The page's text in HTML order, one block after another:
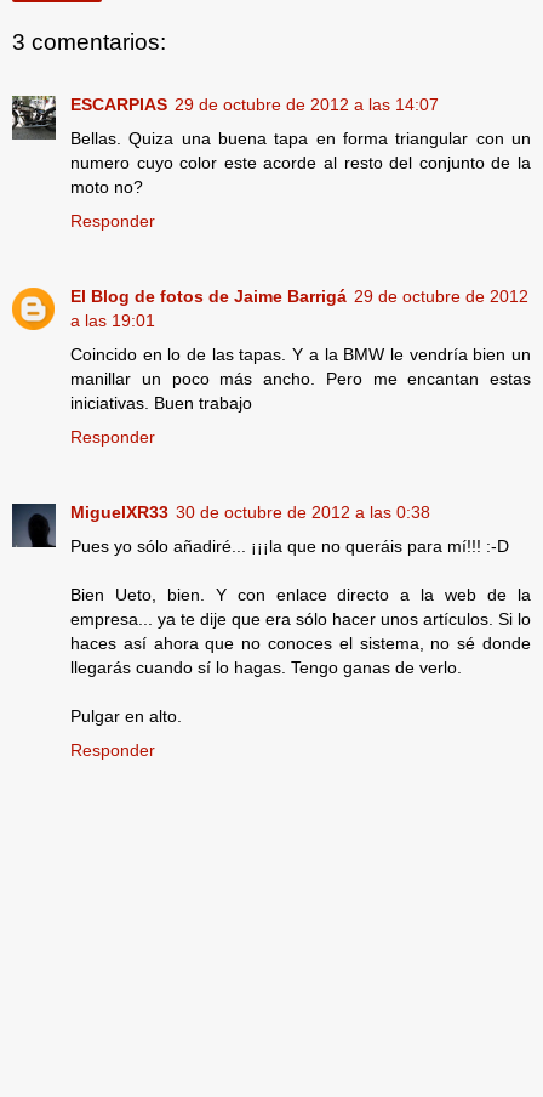
3 comentarios:
ESCARPIAS 29 de octubre de 2012 a las 14:07
Bellas. Quiza una buena tapa en forma triangular con un
numero cuyo color este acorde al resto del conjunto de la
moto no?
Responder
El Blog de fotos de Jaime Barrigá 29 de octubre de 2012
a las 19:01
Coincido en lo de las tapas. Y a la BMW le vendría bien un
manillar un poco más ancho. Pero me encantan estas
iniciativas. Buen trabajo
Responder
MiguelXR33 30 de octubre de 2012 a las 0:38
Pues yo sólo añadiré... ¡¡¡la que no queráis para mí!!! :-D
Bien Ueto, bien. Y con enlace directo a la web de la
empresa... ya te dije que era sólo hacer unos artículos. Si lo
haces así ahora que no conoces el sistema, no sé donde
llegarás cuando sí lo hagas. Tengo ganas de verlo.
Pulgar en alto.
Responder